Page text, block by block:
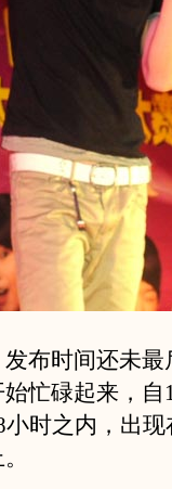
时间还未最
忙碌起来，自
时之内，出